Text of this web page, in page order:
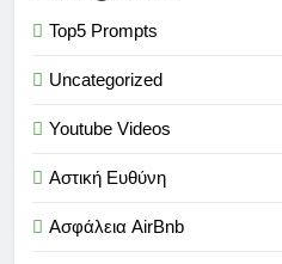
Top5 Prompts
Uncategorized
Youtube Videos
Αστική Ευθύνη
Ασφάλεια AirBnb